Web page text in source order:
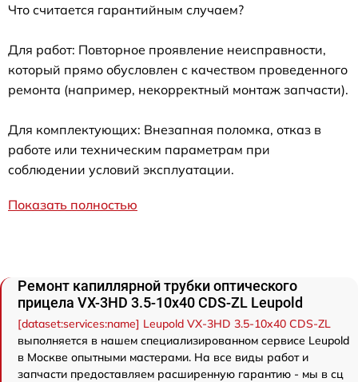
Что считается гарантийным случаем?
Для работ: Повторное проявление неисправности,
который прямо обусловлен с качеством проведенного
ремонта (например, некорректный монтаж запчасти).
Для комплектующих: Внезапная поломка, отказ в
работе или техническим параметрам при
соблюдении условий эксплуатации.
Показать полностью
Ремонт капиллярной трубки оптического
прицела VX-3HD 3.5-10x40 CDS-ZL Leupold
[dataset:services:name] Leupold VX-3HD 3.5-10x40 CDS-ZL
выполняется в нашем специализированном сервисе Leupold
в Москве опытными мастерами. На все виды работ и
запчасти предоставляем расширенную гарантию - мы в сц